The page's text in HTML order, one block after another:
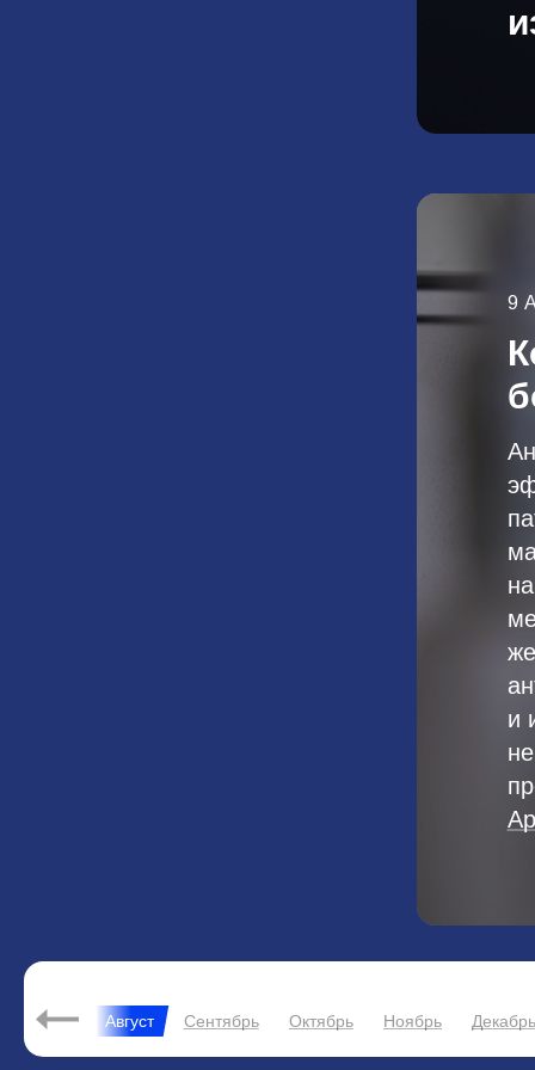
Июль Август Сентябрь Октябрь Ноябрь
9
и